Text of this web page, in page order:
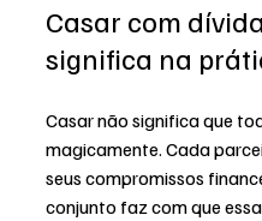
Casar com
significa na
Casar não significa que
magicamente. Cada
seus compromissos
conjunto faz com que